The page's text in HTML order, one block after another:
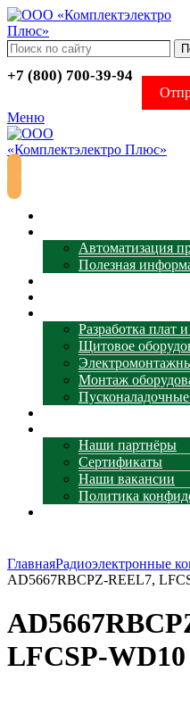
+7 (800) 700-39-94
Меню
Автоматизация
Полезная
Разработка плат
Щитовое
Монтаж
Наши партнёры
Сертификаты
Наши вакансии
Политика
ГлавнаяРадиоэлектронные
AD5667RBCPZ-REEL7,
LFCSP-WD10